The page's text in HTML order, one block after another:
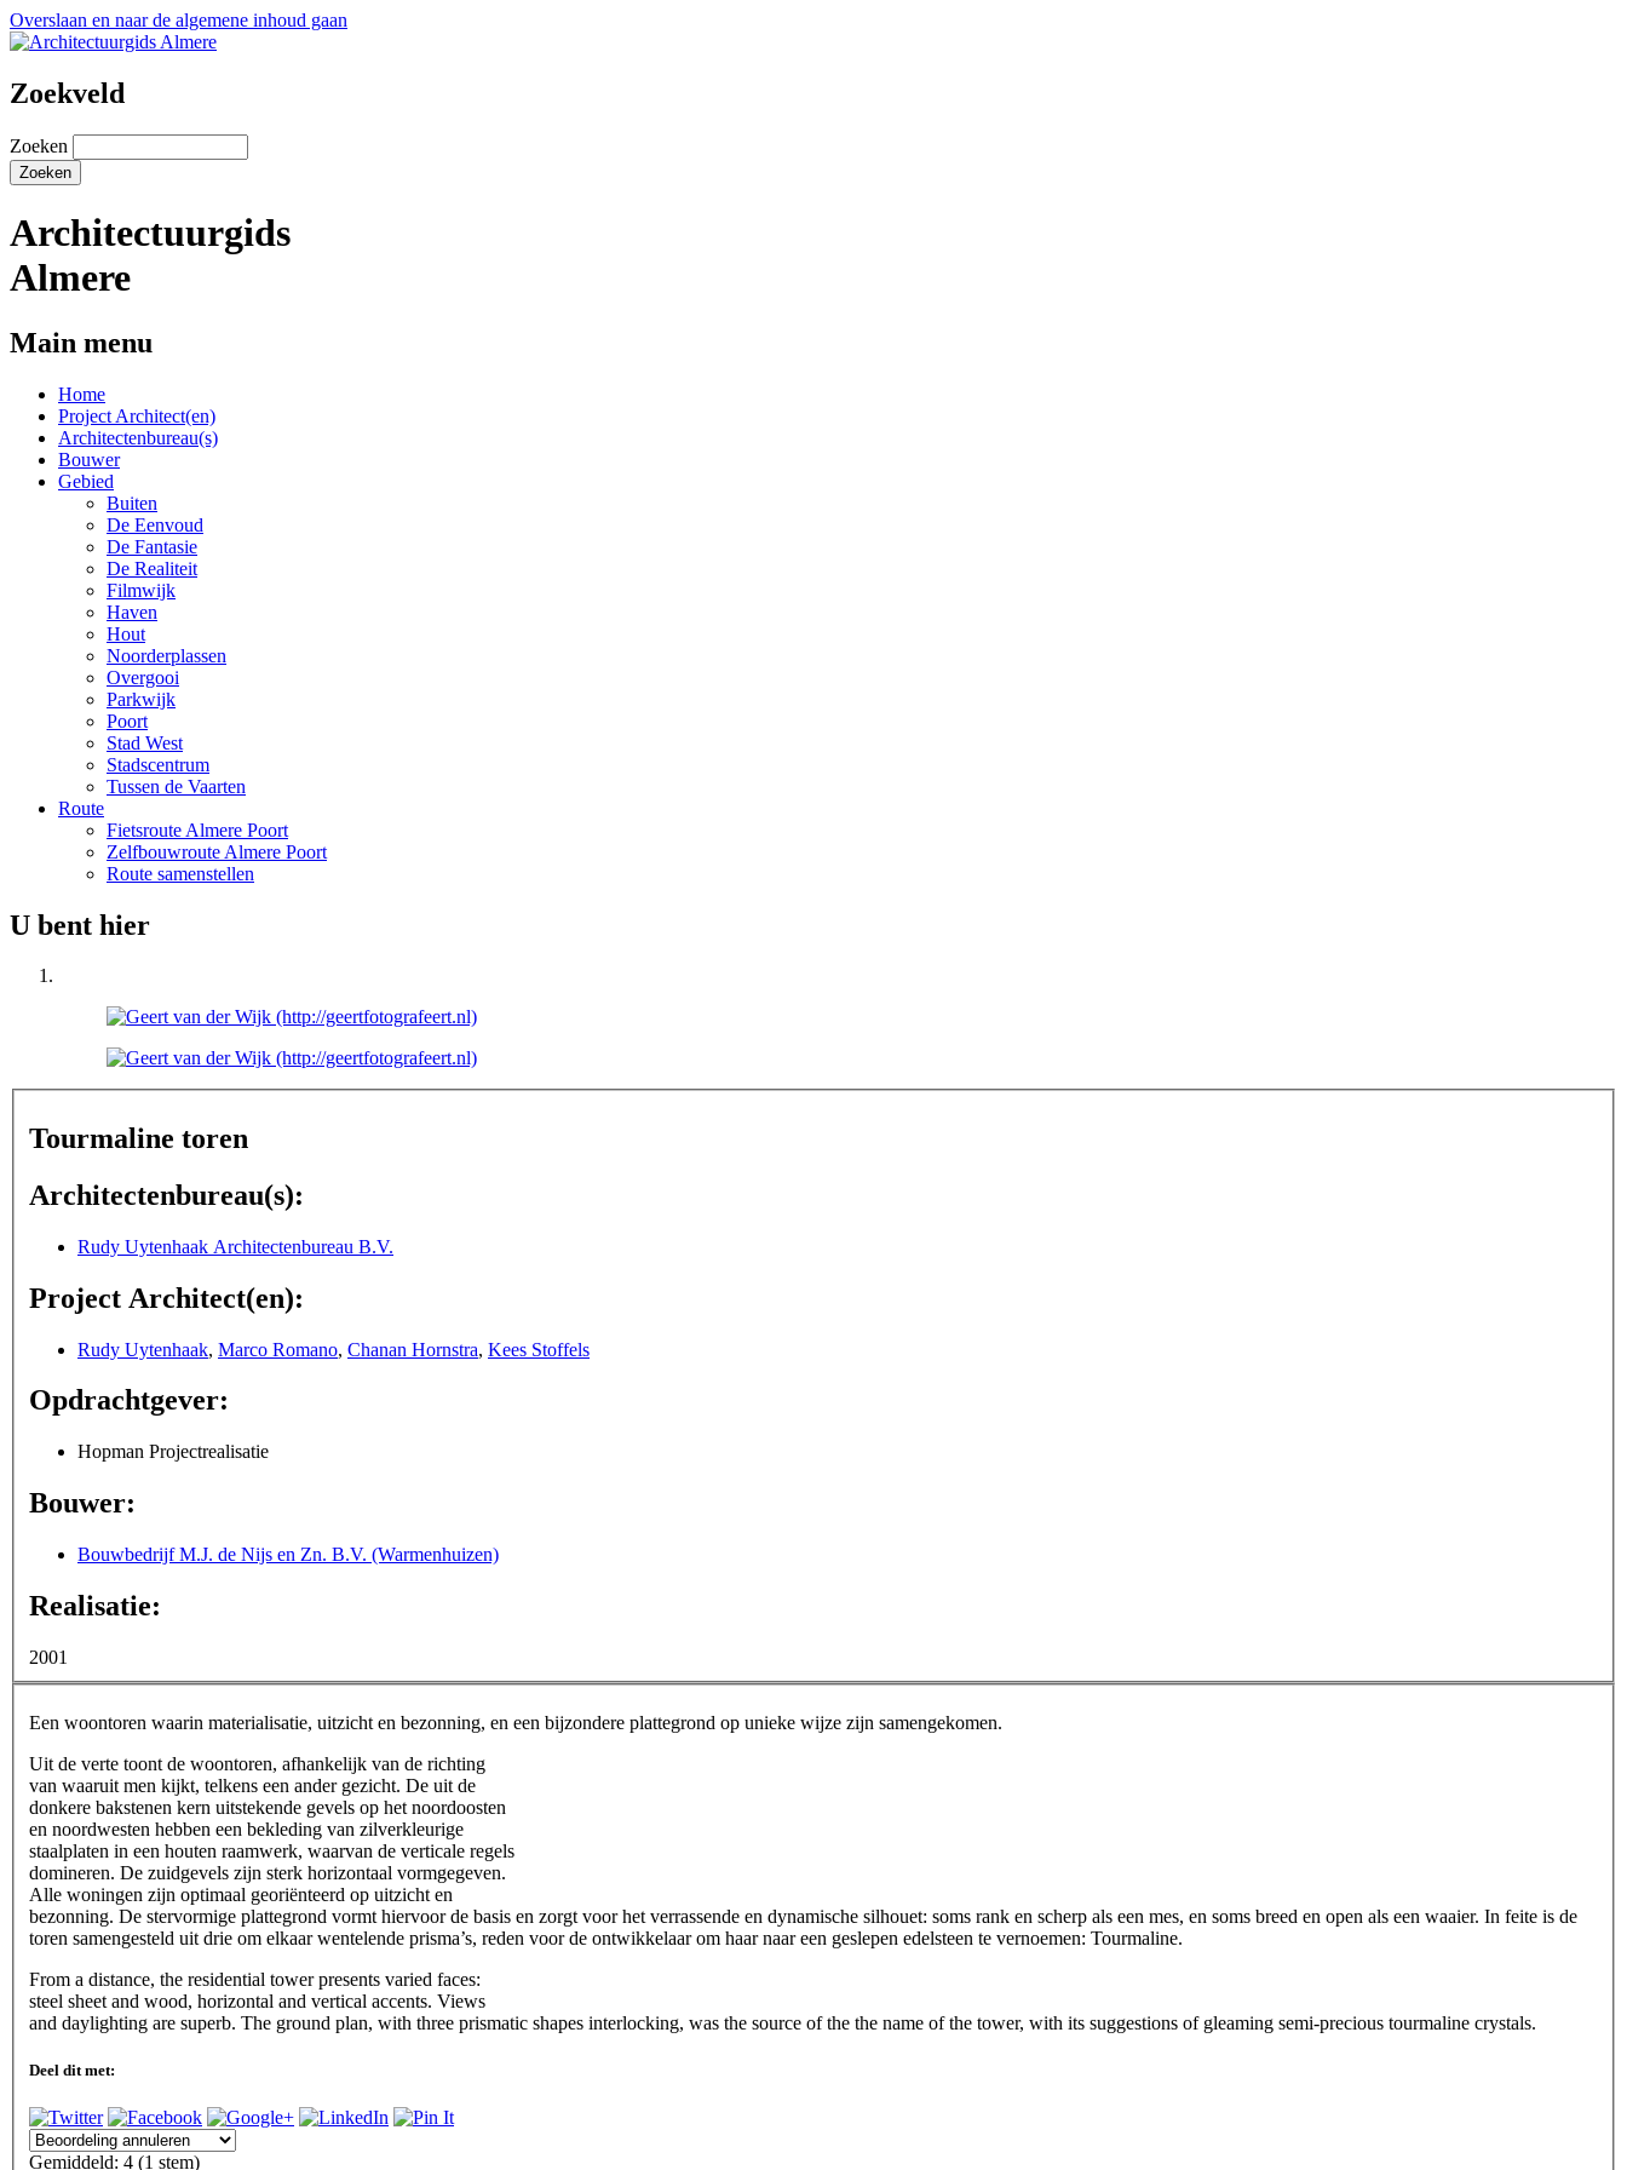
Overslaan en naar de algemene inhoud gaan
Zoekveld
Zoeken
Architectuurgids
Almere
Main menu
Home
Project Architect(en)
Architectenbureau(s)
Bouwer
Gebied
Buiten
De Eenvoud
De Fantasie
De Realiteit
Filmwijk
Haven
Hout
Noorderplassen
Overgooi
Parkwijk
Poort
Stad West
Stadscentrum
Tussen de Vaarten
Route
Fietsroute Almere Poort
Zelfbouwroute Almere Poort
Route samenstellen
U bent hier
Tourmaline toren
Architectenbureau(s):
Rudy Uytenhaak Architectenbureau B.V.
Project Architect(en):
Rudy Uytenhaak, Marco Romano, Chanan Hornstra, Kees Stoffels
Opdrachtgever:
Hopman Projectrealisatie
Bouwer:
Bouwbedrijf M.J. de Nijs en Zn. B.V. (Warmenhuizen)
Realisatie:
2001
Een woontoren waarin materialisatie, uitzicht en bezonning, en een bijzondere plattegrond op unieke wijze zijn samengekomen.
Uit de verte toont de woontoren, afhankelijk van de richting
van waaruit men kijkt, telkens een ander gezicht. De uit de
donkere bakstenen kern uitstekende gevels op het noordoosten
en noordwesten hebben een bekleding van zilverkleurige
staalplaten in een houten raamwerk, waarvan de verticale regels
domineren. De zuidgevels zijn sterk horizontaal vormgegeven.
Alle woningen zijn optimaal georiënteerd op uitzicht en
bezonning. De stervormige plattegrond vormt hiervoor de basis en zorgt voor het verrassende en dynamische silhouet: soms rank en scherp als een mes, en soms breed en open als een waaier. In feite is de
toren samengesteld uit drie om elkaar wentelende prisma’s, reden voor de ontwikkelaar om haar naar een geslepen edelsteen te vernoemen: Tourmaline.
From a distance, the residential tower presents varied faces:
steel sheet and wood, horizontal and vertical accents. Views
and daylighting are superb. The ground plan, with three prismatic shapes interlocking, was the source of the the name of the tower, with its suggestions of gleaming semi-precious tourmaline crystals.
Deel dit met:
Gemiddeld: 4 (1 stem)